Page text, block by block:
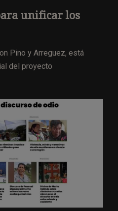
unificar los
Pino y Arreguez, está
del proyecto